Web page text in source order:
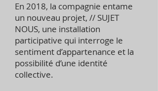
En 2018, la compagnie entame
un nouveau projet, // SUJET
NOUS, une installation
participative qui interroge le
sentiment d’appartenance et la
possibilité d’une identité
collective.